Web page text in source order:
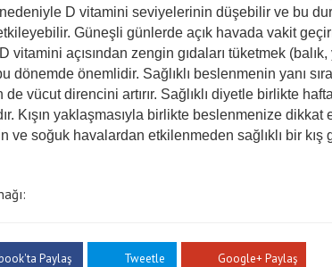
D vitamini seviyelerinin düşebilir ve bu
Güneşli günlerde açık havada vakit
vitamini açısından zengin gıdaları tüketmek (balık,
dönemde önemlidir. Sağlıklı beslenmenin yanı
de vücut direncini artırır. Sağlıklı diyetle birlikte
Kışın yaklaşmasıyla birlikte beslenmenize dikkat
ve soğuk havalardan etkilenmeden sağlıklı bir kış
Paylaş Tweetle Google+ Paylaş